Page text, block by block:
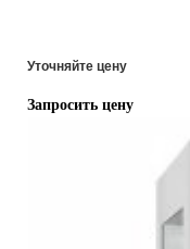
Уточняйте цену
Запросить цену